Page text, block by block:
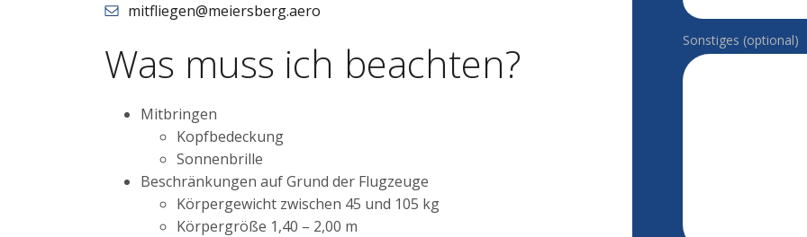
mitfliegen@meiersberg.aero
Was muss ich beachten?
Mitbringen
Kopfbedeckung
Sonnenbrille
Beschränkungen auf Grund der Flugzeuge
Körpergewicht zwischen 45 und 105 kg
Körpergröße 1,40 – 2,00 m
Sonstiges (optional)